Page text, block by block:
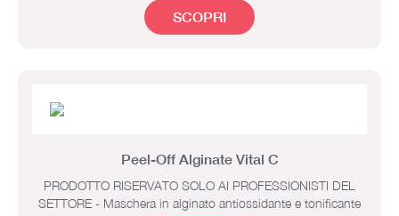
SCOPRI
Peel-Off Alginate Vital C
PRODOTTO RISERVATO SOLO AI PROFESSIONISTI DEL
SETTORE - Maschera in alginato antiossidante e tonificante